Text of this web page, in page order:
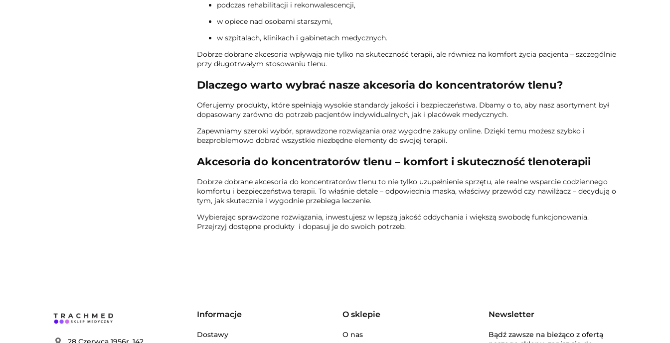
podczas rehabilitacji i rekonwalescencji,
w opiece nad osobami starszymi,
w szpitalach, klinikach i gabinetach medycznych.
Dobrze dobrane akcesoria wpływają nie tylko na skuteczność terapii, ale również na komfort życia pacjenta – szczególnie
przy długotrwałym stosowaniu tlenu.
Dlaczego warto wybrać nasze akcesoria do koncentratorów tlenu?
Oferujemy produkty, które spełniają wysokie standardy jakości i bezpieczeństwa. Dbamy o to, aby nasz asortyment był
dopasowany zarówno do potrzeb pacjentów indywidualnych, jak i placówek medycznych.
Zapewniamy szeroki wybór, sprawdzone rozwiązania oraz wygodne zakupy online. Dzięki temu możesz szybko i
bezproblemowo dobrać wszystkie niezbędne elementy do swojej terapii.
Akcesoria do koncentratorów tlenu – komfort i skuteczność tlenoterapii
Dobrze dobrane akcesoria do koncentratorów tlenu to nie tylko uzupełnienie sprzętu, ale realne wsparcie codziennego
komfortu i bezpieczeństwa terapii. To właśnie detale – odpowiednia maska, właściwy przewód czy nawilżacz – decydują o
tym, jak skutecznie i wygodnie przebiega leczenie.
Wybierając sprawdzone rozwiązania, inwestujesz w lepszą jakość oddychania i większą swobodę funkcjonowania.
Przejrzyj dostępne produkty i dopasuj je do swoich potrzeb.
Informacje
Dostawy
O sklepie
O nas
Newsletter
Bądź zawsze na bieżąco z ofertą